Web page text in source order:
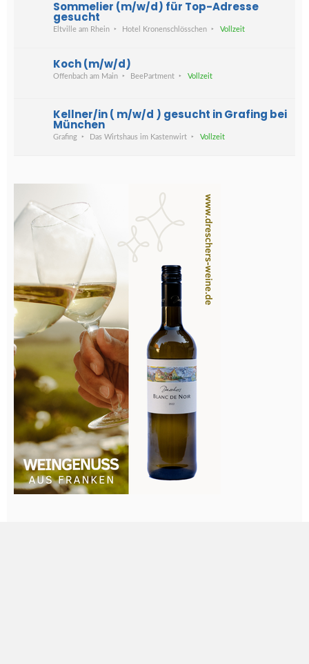
Sommelier (m/w/d) für Top-Adresse
gesucht
Eltville am Rhein Hotel Kronenschlösschen Vollzeit
Koch (m/w/d)
Offenbach am Main BeePartment Vollzeit
Kellner/in ( m/w/d ) gesucht in Grafing bei
München
Grafing Das Wirtshaus im Kastenwirt Vollzeit